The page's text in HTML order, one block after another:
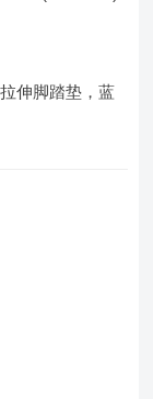
伸脚踏垫，蓝